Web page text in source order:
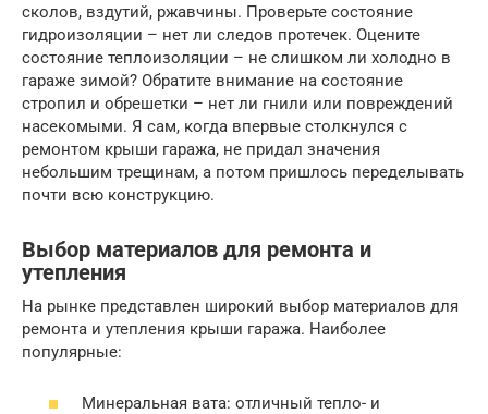
сколов, вздутий, ржавчины. Проверьте состояние
гидроизоляции – нет ли следов протечек. Оцените
состояние теплоизоляции – не слишком ли холодно в
гараже зимой? Обратите внимание на состояние
стропил и обрешетки – нет ли гнили или повреждений
насекомыми. Я сам, когда впервые столкнулся с
ремонтом крыши гаража, не придал значения
небольшим трещинам, а потом пришлось переделывать
почти всю конструкцию.
Выбор материалов для ремонта и
утепления
На рынке представлен широкий выбор материалов для
ремонта и утепления крыши гаража. Наиболее
популярные:
Минеральная вата: отличный тепло- и